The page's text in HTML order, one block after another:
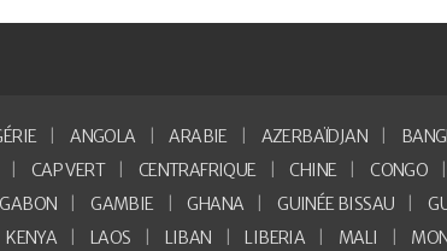
ANGOLA ARABIE AZERBAÏDJAN
CAP VERT CENTRAFRIQUE CHINE CONGO
GABON GAMBIE GHANA GUINÉE BISSAU
KENYA LAOS LIBAN LIBERIA MALI